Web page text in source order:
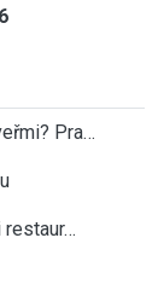
Pra…